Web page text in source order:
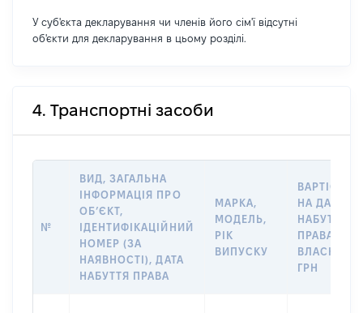
У суб'єкта декларування чи членів його сім'ї відсутні
об'єкти для декларування в цьому розділі.
4. Транспортні засоби
№
ВИД, ЗАГАЛЬНА
ІНФОРМАЦІЯ ПРО
ОБ’ЄКТ,
ІДЕНТИФІКАЦІЙНИЙ
НОМЕР (ЗА
НАЯВНОСТІ), ДАТА
НАБУТТЯ ПРАВА
МАРКА,
МОДЕЛЬ,
РІК
ВИПУСКУ
ВАРТІСТЬ
НА ДАТУ
НАБУТТЯ
ПРАВА
ГРН